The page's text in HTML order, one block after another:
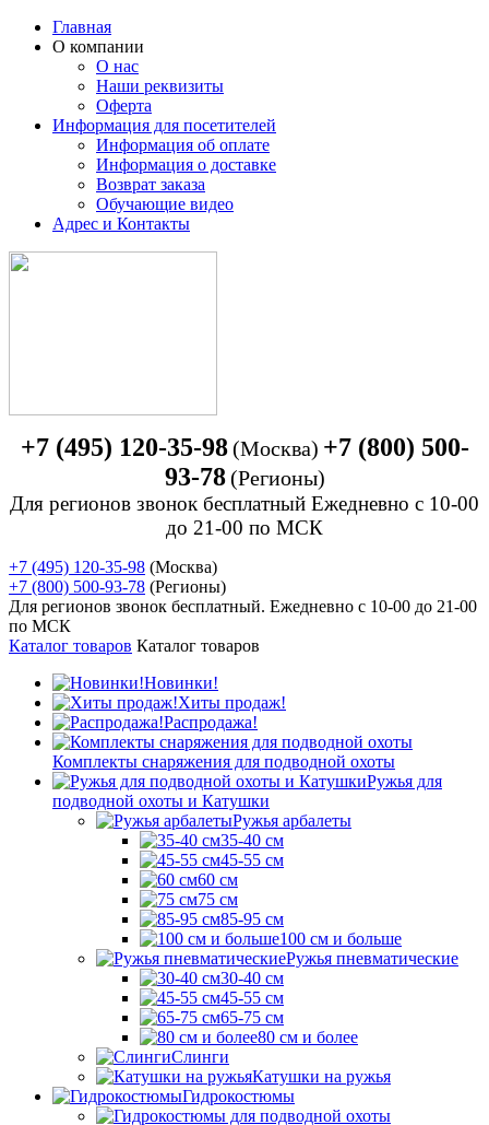
Главная
О компании
О нас
Наши реквизиты
Оферта
Информация для посетителей
Информация об оплате
Информация о доставке
Возврат заказа
Обучающие видео
Адрес и Контакты
+7 (495) 120-35-98 (Москва) +7 (800) 500-
93-78 (Регионы)
Для регионов звонок бесплатный Ежедневно с 10-00
до 21-00 по МСК
+7 (495) 120-35-98 (Москва)
+7 (800) 500-93-78 (Регионы)
Для регионов звонок бесплатный. Ежедневно с 10-00 до 21-00
по МСК
Каталог товаров Каталог товаров
Новинки!
Хиты продаж!
Распродажа!
Комплекты снаряжения для подводной охоты
Ружья для
подводной охоты и Катушки
Ружья арбалеты
35-40 см
45-55 см
60 см
75 см
85-95 см
100 см и больше
Ружья пневматические
30-40 см
45-55 см
65-75 см
80 см и более
Слинги
Катушки на ружья
Гидрокостюмы